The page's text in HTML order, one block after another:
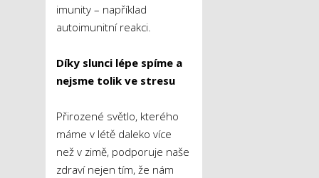
imunity – například
autoimunitní reakci.
Díky slunci lépe spíme a
nejsme tolik ve stresu
Přirozené světlo, kterého
máme v létě daleko více
než v zimě, podporuje naše
zdraví nejen tím, že nám